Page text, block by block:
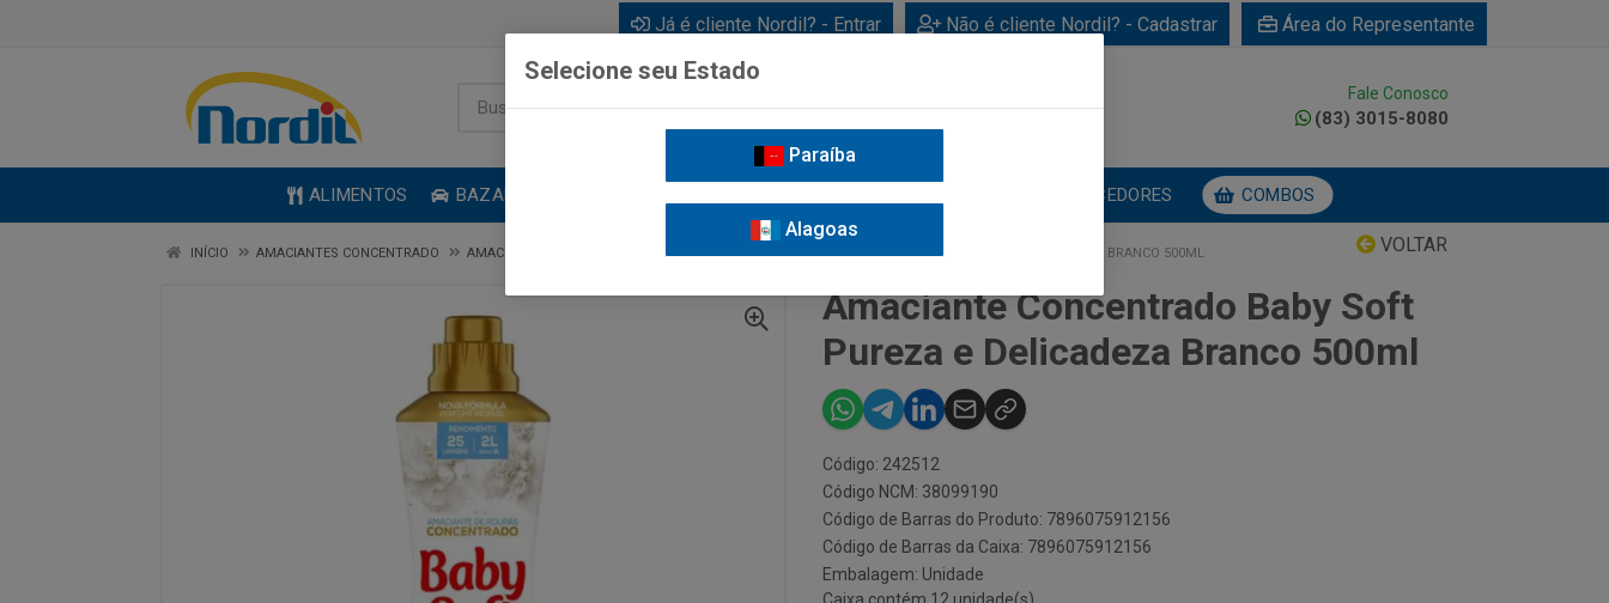
Já é cliente Nordil? - Entrar Não é cliente Nordil? - Cadastrar Área do Representante
Fale Conosco
(83) 3015-8080
ALIMENTOS BAZAR FORNECEDORES COMBOS
VOLTAR
INÍCIO AMACIANTES CONCENTRADO AMACIANTE CONCENTRADO URCA AMACIANTE CONCENTRADO BABY SOFT PUREZA E DELICADEZA BRANCO 500ML
Amaciante Concentrado Baby Soft
Pureza e Delicadeza Branco 500ml
Código: 242512
Código NCM: 38099190
Código de Barras do Produto: 7896075912156
Código de Barras da Caixa: 7896075912156
Embalagem: Unidade
Selecione seu Estado
Paraíba
Alagoas